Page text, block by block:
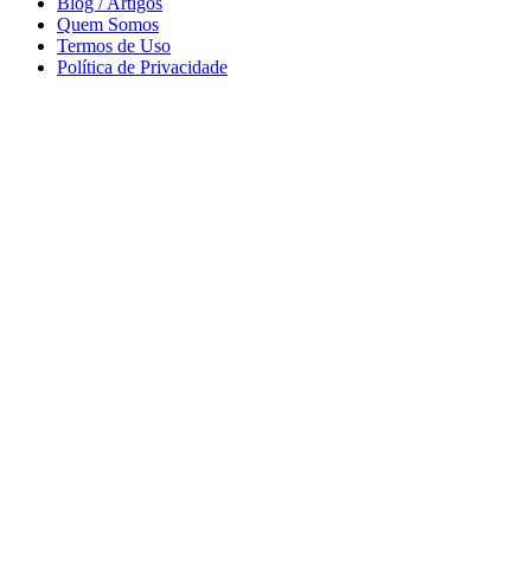
Quem Somos
Termos de Uso
Política de Privacidade